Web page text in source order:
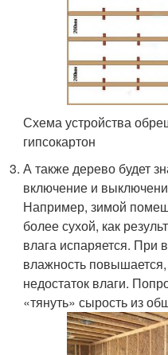
Схема устройства
гипсокартон
А также дерево будет
включение и
Например, зимой
более сухой, как
влага испаряется. При
влажность
недостаток влаги.
«тянуть» сырость из